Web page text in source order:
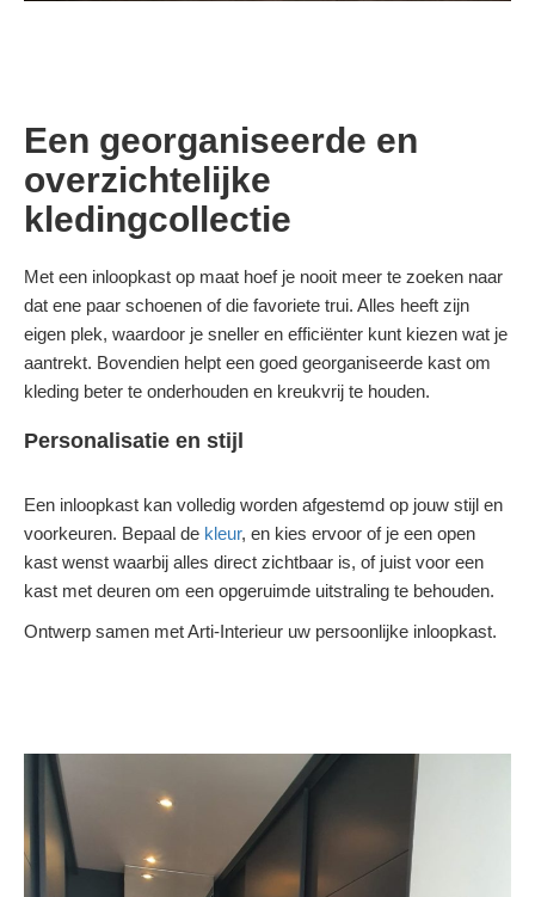
Een georganiseerde en
overzichtelijke
kledingcollectie
Met een inloopkast op maat hoef je nooit meer te zoeken naar
dat ene paar schoenen of die favoriete trui. Alles heeft zijn
eigen plek, waardoor je sneller en efficiënter kunt kiezen wat je
aantrekt. Bovendien helpt een goed georganiseerde kast om
kleding beter te onderhouden en kreukvrij te houden.
Personalisatie en stijl
Een inloopkast kan volledig worden afgestemd op jouw stijl en
voorkeuren. Bepaal de kleur, en kies ervoor of je een open
kast wenst waarbij alles direct zichtbaar is, of juist voor een
kast met deuren om een opgeruimde uitstraling te behouden.
Ontwerp samen met Arti-Interieur uw persoonlijke inloopkast.